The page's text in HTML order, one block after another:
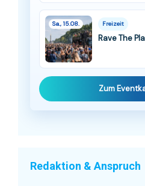
Sa., 15.08. Freizeit
Rave The
Zum
Redaktion & Anspruch